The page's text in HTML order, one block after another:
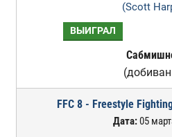
(Scott
ВЫИГРАЛ
FFC 8 - Freestyle
Дата:05